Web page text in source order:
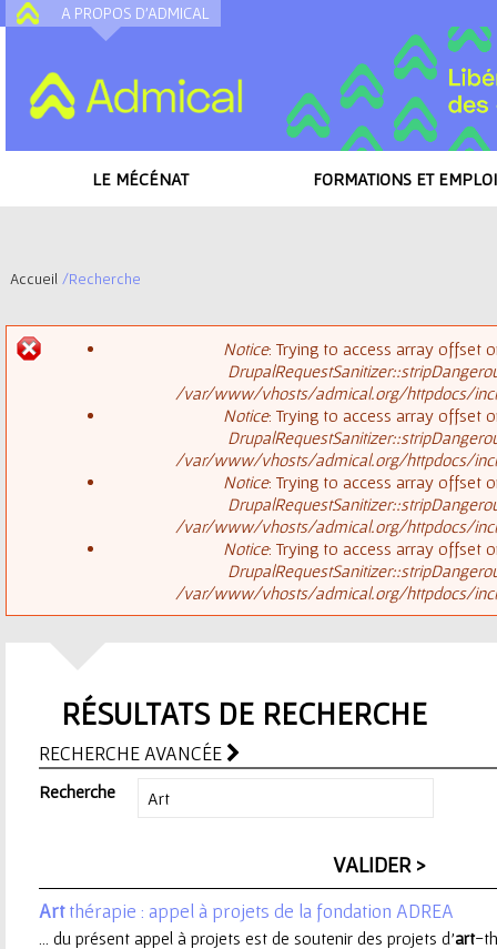
A PROPOS D'ADMICAL
LE MÉCÉNAT FORMATIONS ET
Accueil /Recherche
e
d
r
Notice: Trying to access array offset
/var/www/vhosts/admical.org/httpdocs/
Notice: Trying to access array offset
/var/www/vhosts/admical.org/httpdocs/
Notice: Trying to access array offset
/var/www/vhosts/admical.org/httpdocs/
Notice: Trying to access array offset
/var/www/vhosts/admical.org/httpdocs/
RÉSULTATS DE RECHERCHE
RECHERCHE AVANCÉE
Recherche
Artthérapie : appel à projets de la fondation ADREA
... du présent appel à projets est de soutenir des projets d’art-